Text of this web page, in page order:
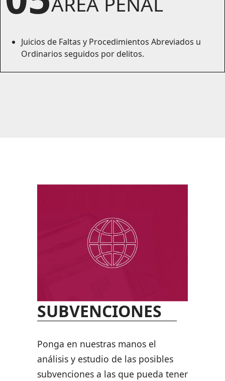
Juicios de Faltas y Procedimientos Abreviados u
Ordinarios seguidos por delitos.
SUBVENCIONES
Ponga en nuestras manos el
análisis y estudio de las posibles
subvenciones a las que pueda tener